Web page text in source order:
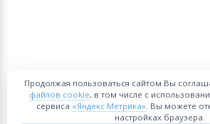
Продолжая пользоваться сайтом Вы
файлов cookie, в том числе с
сервиса «Яндекс Метрика». Вы можете
настройках браузера.